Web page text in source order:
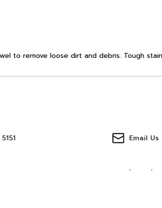
to remove loose dirt and debris. Tough
Email Us
Track Orders